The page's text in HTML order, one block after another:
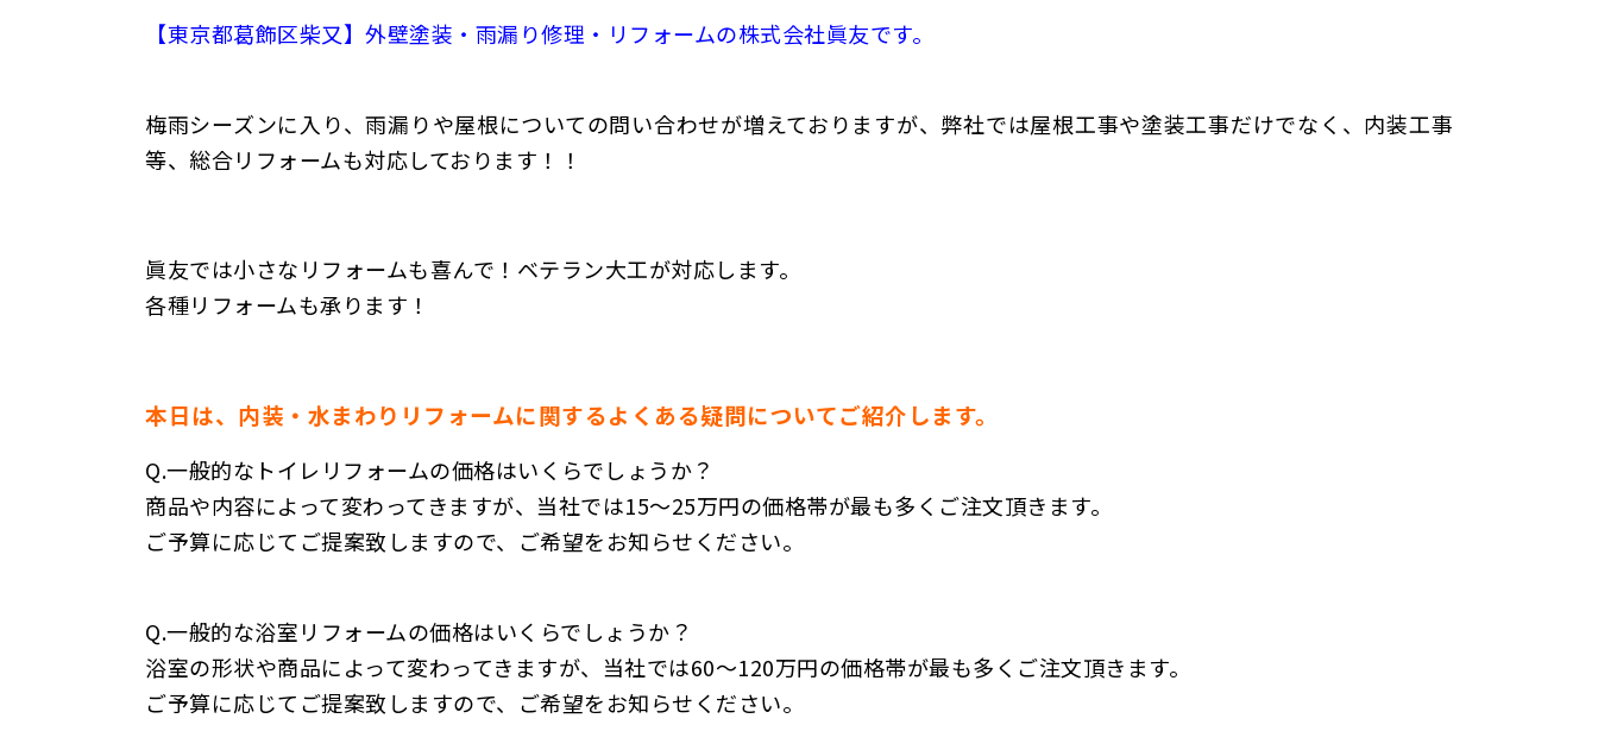
【東京都葛飾区柴又】外壁塗装・雨漏り修理・リフォームの株式会社眞友です。
梅雨シーズンに入り、雨漏りや屋根についての問い合わせが増えておりますが、弊社では屋根工事や塗装工事だけでなく、内装工事
等、総合リフォームも対応しております！！
眞友では小さなリフォームも喜んで！ベテラン大工が対応します。
各種リフォームも承ります！
本日は、内装・水まわりリフォームに関するよくある疑問についてご紹介します。
Q.一般的なトイレリフォームの価格はいくらでしょうか？
商品や内容によって変わってきますが、当社では15～25万円の価格帯が最も多くご注文頂きます。
ご予算に応じてご提案致しますので、ご希望をお知らせください。
Q.一般的な浴室リフォームの価格はいくらでしょうか？
浴室の形状や商品によって変わってきますが、当社では60～120万円の価格帯が最も多くご注文頂きます。
ご予算に応じてご提案致しますので、ご希望をお知らせください。